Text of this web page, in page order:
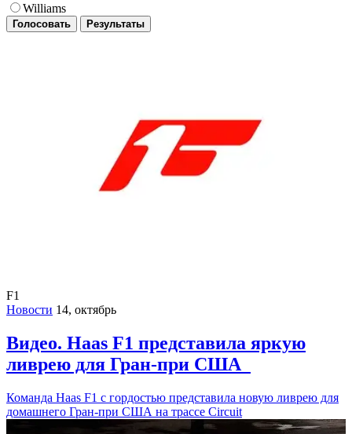
Williams
Голосовать Результаты
F1
Новости 14, октябрь
Видео. Haas F1 представила яркую
ливрею для Гран-при США
Команда Haas F1 с гордостью представила новую ливрею для
домашнего Гран-при США на трассе Circuit